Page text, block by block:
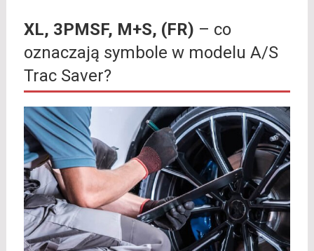
XL, 3PMSF, M+S, (FR) – co
oznaczają symbole w modelu A/S
Trac Saver?